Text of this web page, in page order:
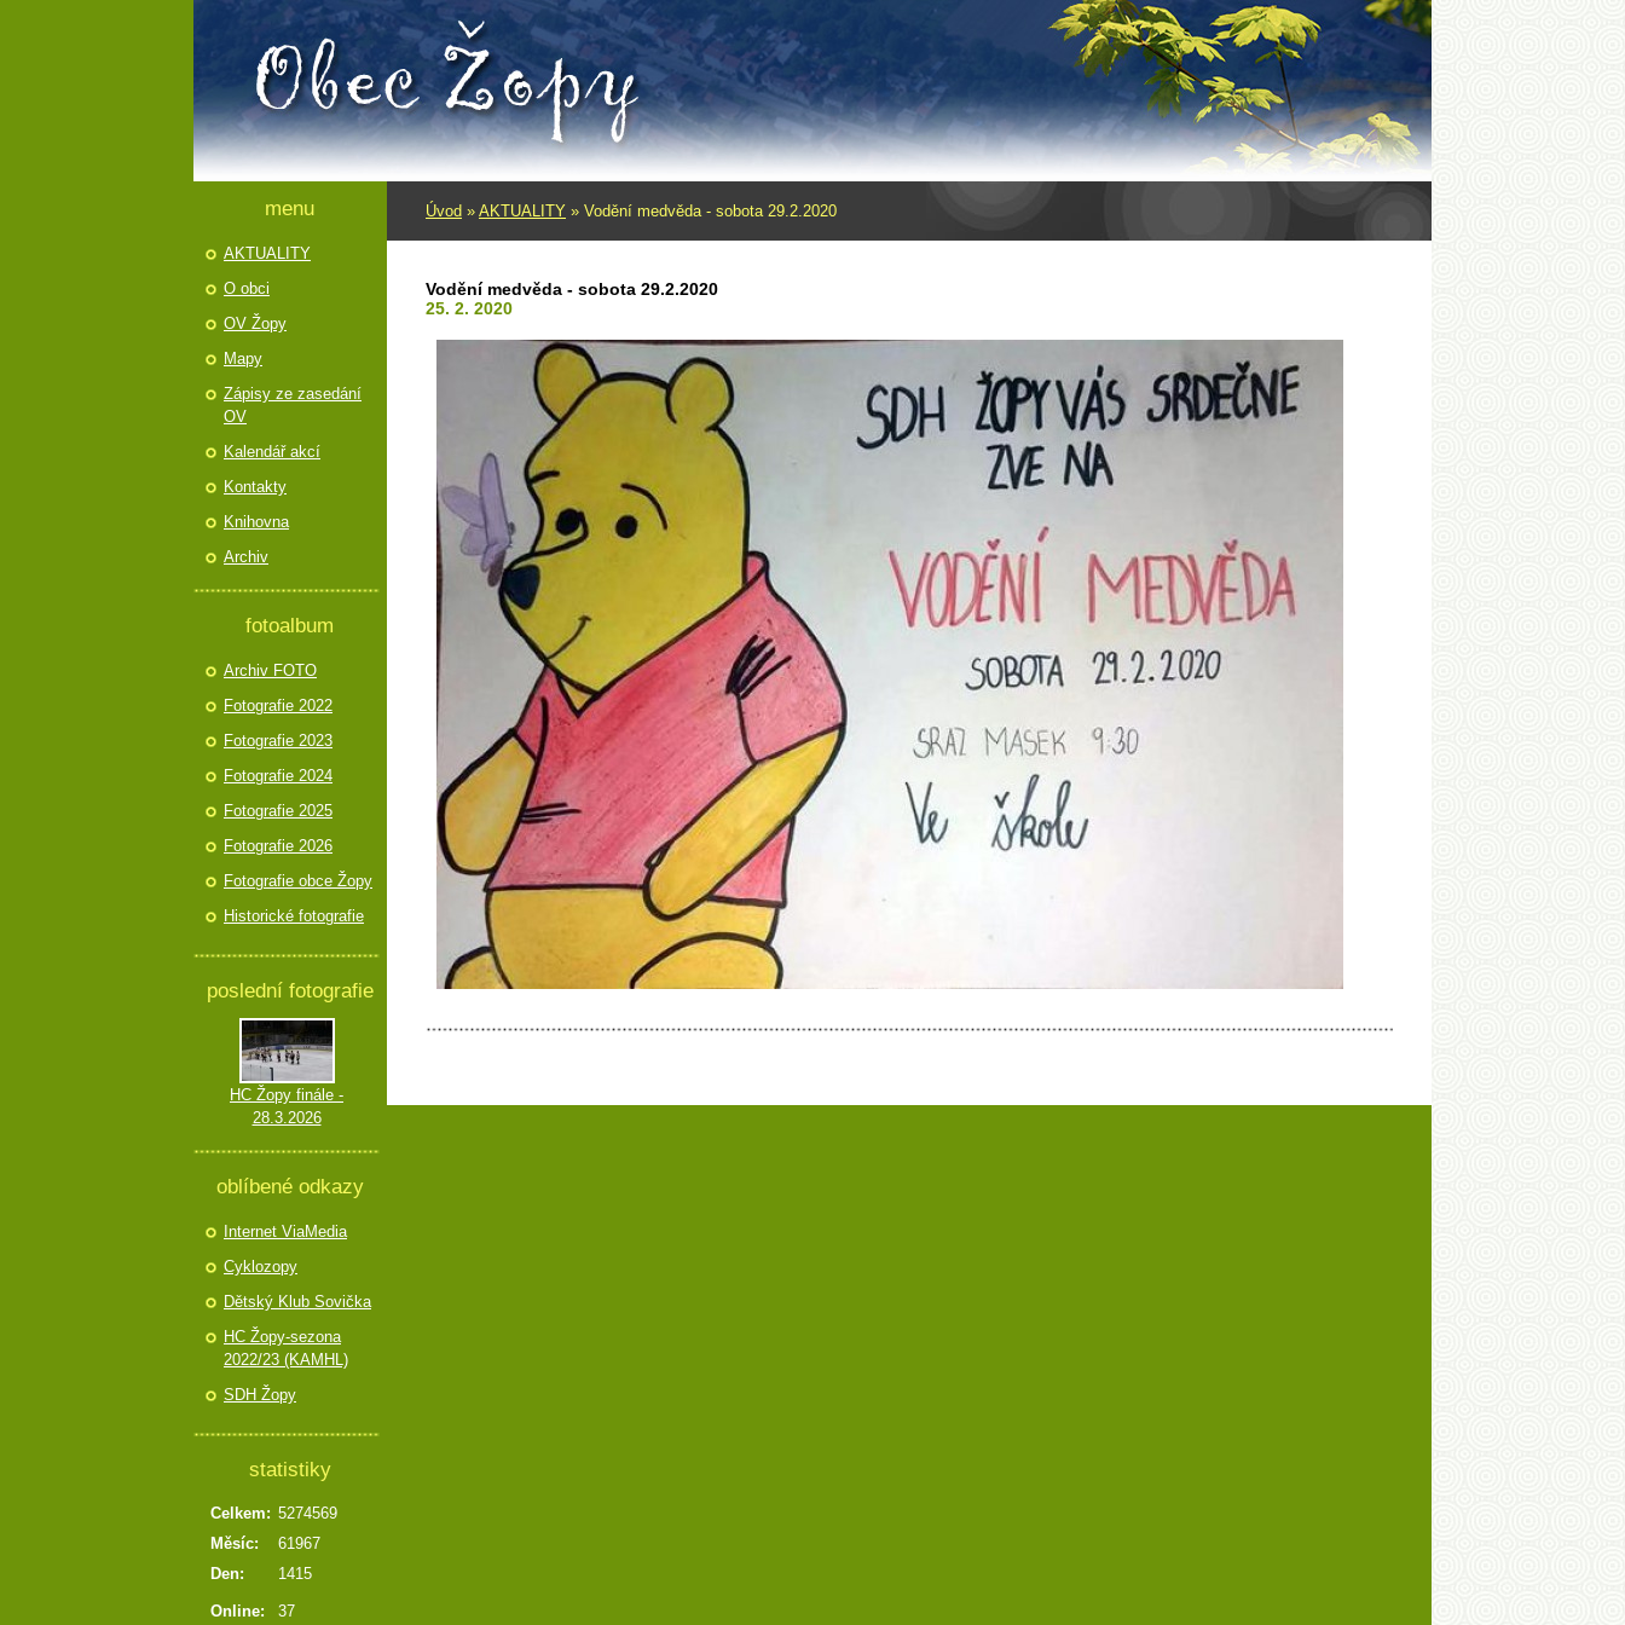
Úvod » AKTUALITY » Vodění medvěda - sobota 29.2.2020
Vodění medvěda - sobota 29.2.2020
25. 2. 2020
menu
AKTUALITY
O obci
OV Žopy
Mapy
Zápisy ze zasedání
OV
Kalendář akcí
Kontakty
Knihovna
Archiv
fotoalbum
Archiv FOTO
Fotografie 2022
Fotografie 2023
Fotografie 2024
Fotografie 2025
Fotografie 2026
Fotografie obce Žopy
Historické fotografie
poslední fotografie
HC Žopy finále -
28.3.2026
oblíbené odkazy
Internet ViaMedia
Cyklozopy
Dětský Klub Sovička
HC Žopy-sezona
2022/23 (KAMHL)
SDH Žopy
statistiky
Online: 37
Celkem: 5274569
Měsíc:
61967
Den:
1415